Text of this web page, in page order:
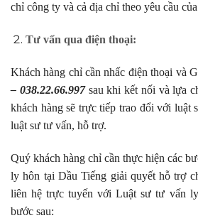
chỉ công ty và cả địa chỉ theo yêu cầu
Tưvấn qua điện thoại:
Khách hàng chỉ cần nhấc điện thoại và
– 038.22.66.997 sau khi kết nối và lựa
khách hàng sẽ trực tiếp trao đổi với luật
luật sư tư vấn, hỗ trợ.
Quý khách hàng chỉ cần thực hiện các
ly hôn tại Dầu Tiếng giải quyết hỗ trợ
liên hệ trực tuyến với Luật sư tư vấn
bước sau: